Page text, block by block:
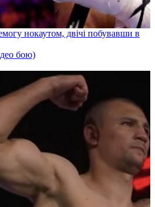
нокаутом, двічі побувавши в
бою)